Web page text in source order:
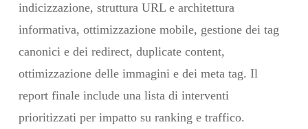
indicizzazione, struttura URL e architettura
informativa, ottimizzazione mobile, gestione dei tag
canonici e dei redirect, duplicate content,
ottimizzazione delle immagini e dei meta tag. Il
report finale include una lista di interventi
prioritizzati per impatto su ranking e traffico.